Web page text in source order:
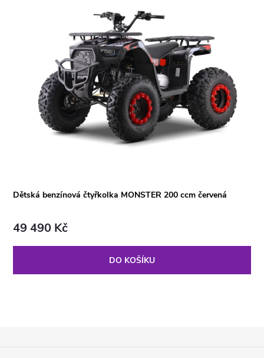
Dětská benzínová čtyřkolka MONSTER 200 ccm červená
49 490 Kč
DO KOŠÍKU